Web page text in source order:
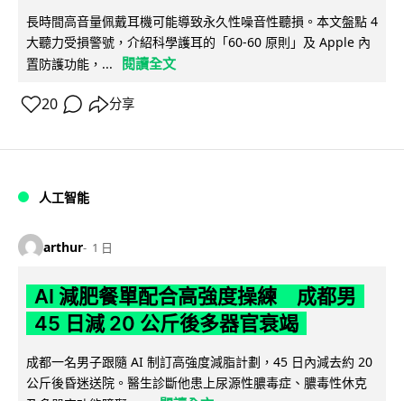
長時間高音量佩戴耳機可能導致永久性噪音性聽損。本文盤點 4
大聽力受損警號，介紹科學護耳的「60-60 原則」及 Apple 內
置防護功能，...
閱讀全文
20 分享
人工智能
arthur 1 日
AI 減肥餐單配合高強度操練 成都男
45 日減 20 公斤後多器官衰竭
成都一名男子跟隨 AI 制訂高強度減脂計劃，45 日內減去約 20
公斤後昏迷送院。醫生診斷他患上尿源性膿毒症、膿毒性休克